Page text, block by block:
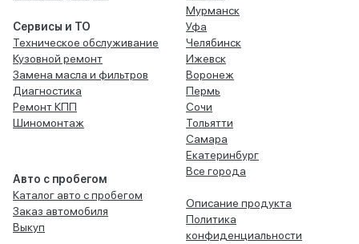
Сервисы и ТО
Техническое обслуживание
Кузовной ремонт
Замена масла и фильтров
Диагностика
Ремонт КПП
Шиномонтаж
Авто с пробегом
Каталог авто с пробегом
Заказ автомобиля
Выкуп
Мурманск
Уфа
Челябинск
Ижевск
Воронеж
Пермь
Сочи
Тольятти
Самара
Екатеринбург
Все города
Описание продукта
Политика
конфиденциальности